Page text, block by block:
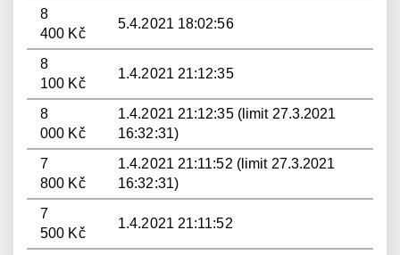
8
400 Kč
5.4.2021 18:02:56
8
100 Kč
1.4.2021 21:12:35
8
000 Kč
1.4.2021 21:12:35 (limit 27.3.2021
16:32:31)
7
800 Kč
1.4.2021 21:11:52 (limit 27.3.2021
16:32:31)
7
500 Kč
1.4.2021 21:11:52